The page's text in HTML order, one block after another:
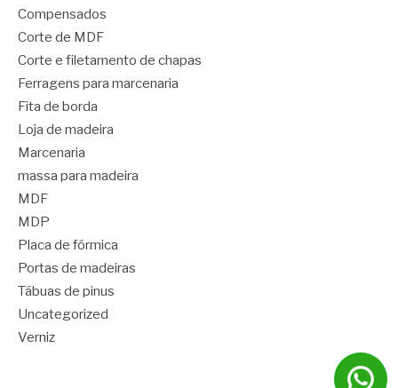
Compensados
Corte de MDF
Corte e filetamento de chapas
Ferragens para marcenaria
Fita de borda
Loja de madeira
Marcenaria
massa para madeira
MDF
MDP
Placa de fórmica
Portas de madeiras
Tábuas de pinus
Uncategorized
Verniz